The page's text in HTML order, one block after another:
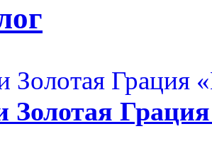
Золотая